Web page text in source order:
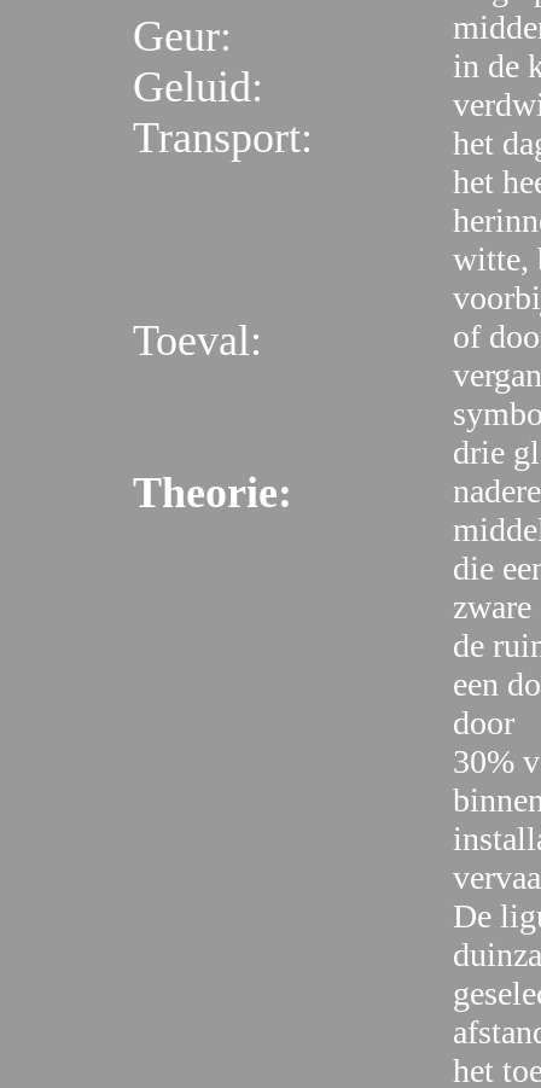
Geur:
Geluid:
Transport:
Toeval:
Theorie:
in de
het
het
witte,
of
drie
die
de
een
door
30%
De
het